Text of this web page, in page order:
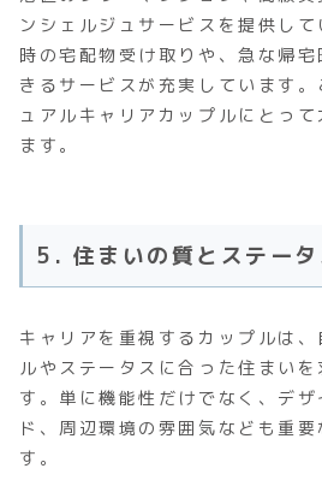
ンシェルジュサービスを提供し
時の宅配物受け取りや、急な帰
きるサービスが充実しています
ュアルキャリアカップルにとっ
ます。
5. 住まいの質とステータ
キャリアを重視するカップルは
ルやステータスに合った住まい
す。単に機能性だけでなく、デ
ド、周辺環境の雰囲気なども重
す。